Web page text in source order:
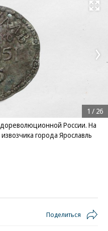
Развернуть
России. На
города Ярославль
1 / 26
Поделиться